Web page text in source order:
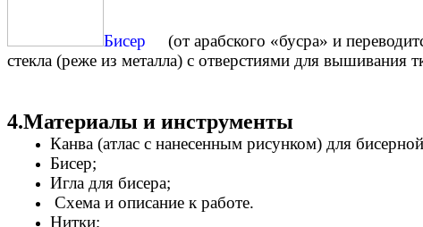
Бисер
(от арабского «бусра» и
стекла (реже из металла) с отверстиями для вышивания
4.Материалы и инструменты
Канва (атлас с нанесенным рисунком) для
Бисер;
Игла для бисера;
Схема и описание к работе.
Нитки;